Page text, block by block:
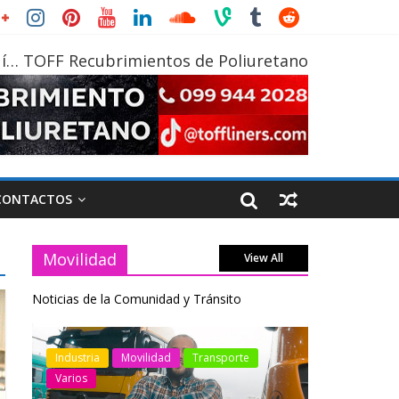
TOFF Recubrimientos de Poliuretano
Movilidad View All
Noticias de la Comunidad y Tránsito
Industria Movilidad
Transporte
Varios